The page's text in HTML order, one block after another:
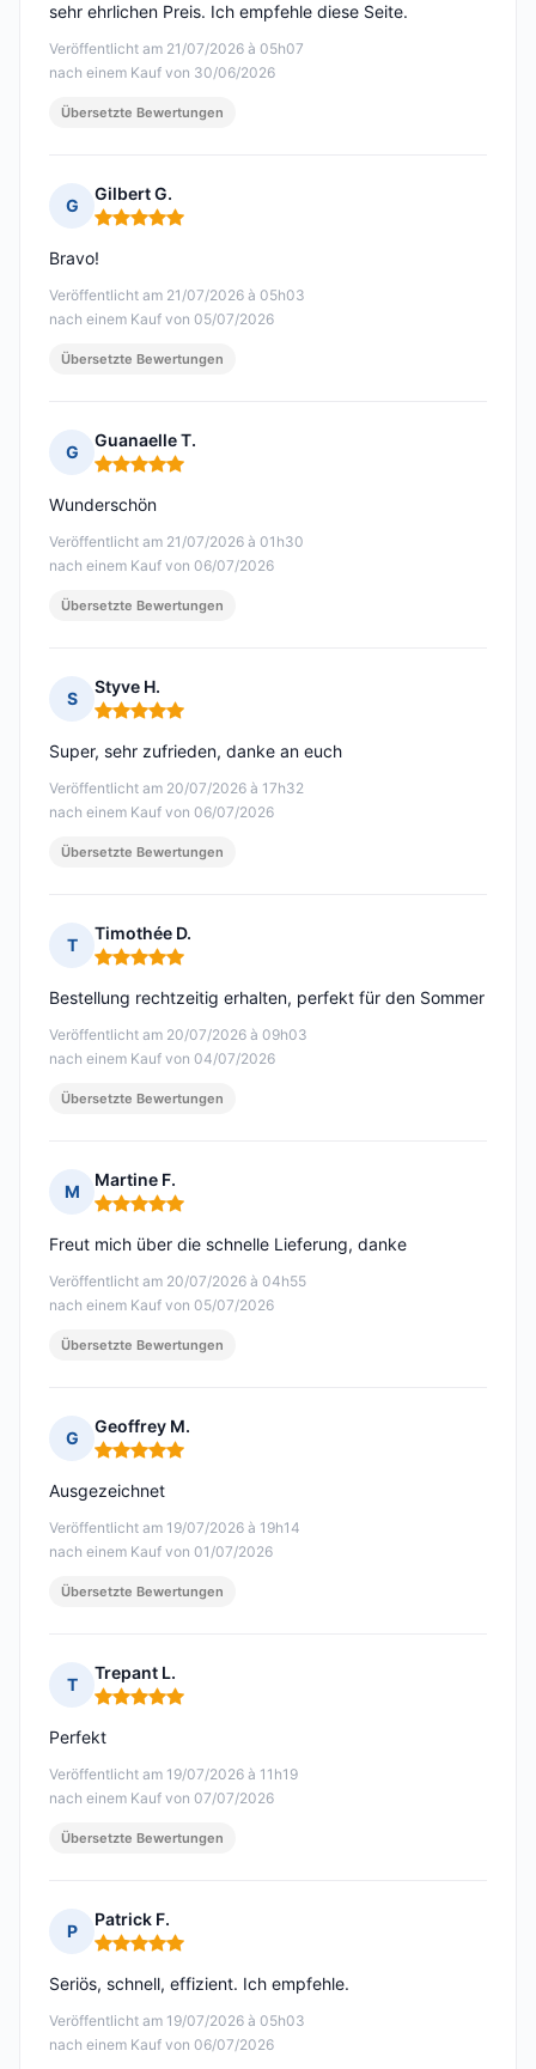
Veröffentlicht am 21/07/2026 à 05h07
nach einem Kauf von 30/06/2026
sehr ehrlichen Preis. Ich empfehle diese Seite.
Übersetzte Bewertungen
G
Gilbert G.
Hinweis: 5 von 5
Veröffentlicht am 21/07/2026 à 05h03
nach einem Kauf von 05/07/2026
Bravo!
Übersetzte Bewertungen
G
Guanaelle T.
Hinweis: 5 von 5
Veröffentlicht am 21/07/2026 à 01h30
nach einem Kauf von 06/07/2026
Wunderschön
Übersetzte Bewertungen
S
Styve H.
Hinweis: 5 von 5
Veröffentlicht am 20/07/2026 à 17h32
nach einem Kauf von 06/07/2026
Super, sehr zufrieden, danke an euch
Übersetzte Bewertungen
T
Timothée D.
Hinweis: 5 von 5
Veröffentlicht am 20/07/2026 à 09h03
nach einem Kauf von 04/07/2026
Bestellung rechtzeitig erhalten, perfekt für den Sommer
Übersetzte Bewertungen
M
Martine F.
Hinweis: 5 von 5
Veröffentlicht am 20/07/2026 à 04h55
nach einem Kauf von 05/07/2026
Freut mich über die schnelle Lieferung, danke
Übersetzte Bewertungen
G
Geoffrey M.
Hinweis: 5 von 5
Veröffentlicht am 19/07/2026 à 19h14
nach einem Kauf von 01/07/2026
Ausgezeichnet
Übersetzte Bewertungen
T
Trepant L.
Hinweis: 5 von 5
Veröffentlicht am 19/07/2026 à 11h19
nach einem Kauf von 07/07/2026
Perfekt
Übersetzte Bewertungen
P
Patrick F.
Hinweis: 5 von 5
Veröffentlicht am 19/07/2026 à 05h03
nach einem Kauf von 06/07/2026
Seriös, schnell, effizient. Ich empfehle.